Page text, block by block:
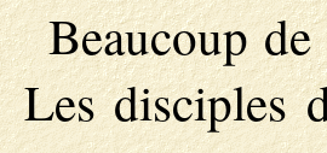
Beaucoup
Les disciples